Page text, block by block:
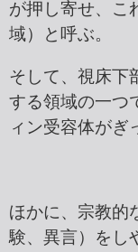
が押し寄せ、こ
域）と呼ぶ。
そして、視床下
する領域の一つ
ィン受容体がぎ
ほかに、宗教的
験、異言）をし